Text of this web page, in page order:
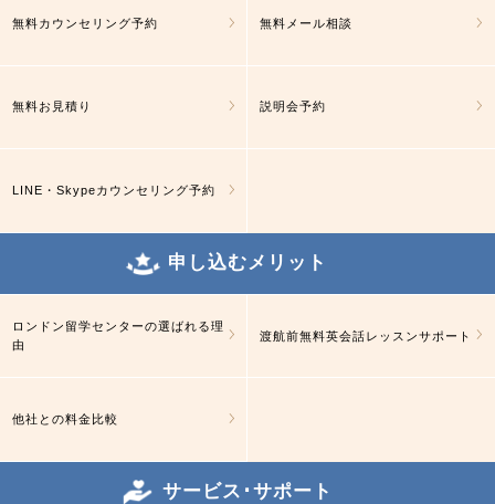
無料カウンセリング予約 無料メール相談
無料お見積り 説明会予約
LINE・Skypeカウンセリング予約
申し込むメリット
ロンドン留学センターの選ばれる理
由
渡航前無料英会話レッスンサポート
他社との料金比較
サービス･サポート